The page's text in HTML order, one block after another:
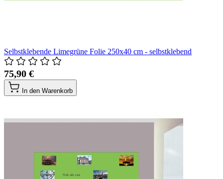
Selbstklebende Limegrüne Folie 250x40 cm - selbstklebend
75,90 €
In den Warenkorb